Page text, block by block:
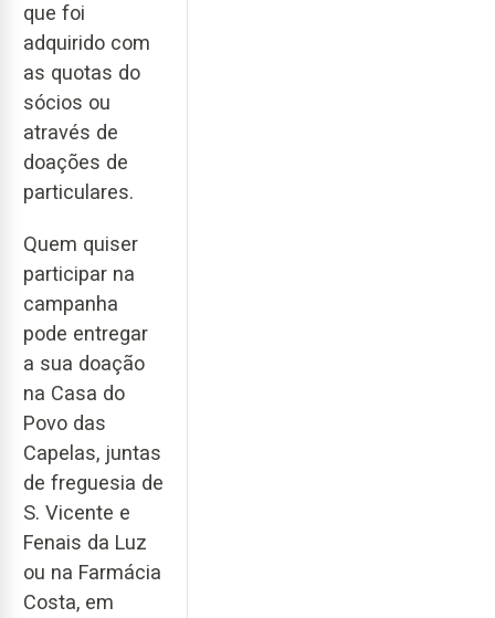
que foi
adquirido com
as quotas do
sócios ou
através de
doações de
particulares.
Quem quiser
participar na
campanha
pode entregar
a sua doação
na Casa do
Povo das
Capelas, juntas
de freguesia de
S. Vicente e
Fenais da Luz
ou na Farmácia
Costa, em